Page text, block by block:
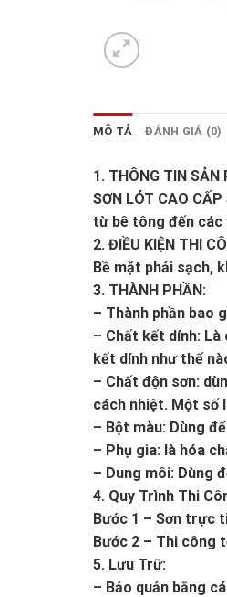
MÔ TẢ ĐÁNH GIÁ (0)
1. THÔNG TIN SẢN
SƠN LÓT CAO
từ bê tông đến các
2. ĐIỀU KIỆN THI
Bề mặt phải sạch,
3. THÀNH PHẦN:
– Thành phần bao
– Chất kết dính:
kết dính như thế
– Chất độn sơn:
cách nhiệt. Một số
– Bột màu: Dùng
– Phụ gia: là hóa
– Dung môi: Dùng
4. Quy Trình Thi
Bước 1 – Sơn trực
Bước 2 – Thi công
5. Lưu Trữ:
– Bảo quản bằng